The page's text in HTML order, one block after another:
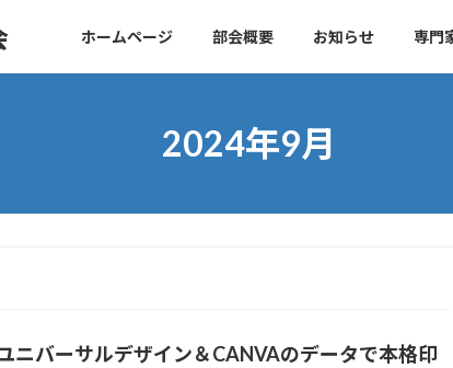
ホームページ 部会概要 お知らせ 専門
2024年9月
ニバーサルデザイン＆CANVAのデータで本格印